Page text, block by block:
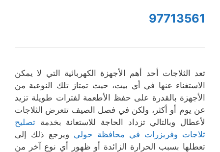
97713561
تعد الثلاجات أحد أهم الأجهزة الكهربائية التي لا يمكن
الاستغناء عنها في أي بيت، حيث تمتاز تلك النوعية من
الأجهزة بالقدرة على حفظ الأطعمة لفترات طويلة تزيد
عن يوم أو أكثر، ولكن في فصل الصيف تتعرض الثلاجات
لأعطال وبالتالي تزداد الحاجة للاستعانة بخدمة تصليح
ثلاجات وفريزرات في محافظة حولي ويرجع ذلك إلى
تعطلها بسبب الحرارة الزائدة أو ظهور أي نوع آخر من